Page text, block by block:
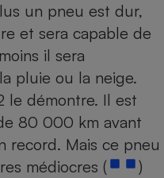
un pneu est dur,
et sera capable de
il sera
pluie ou la neige.
le démontre. Il est
80 000 km avant
record. Mais ce pneu
médiocres (
)
Climatiseur -
Ventilateur
Antivirus
Climatiseur -
Ventilateur